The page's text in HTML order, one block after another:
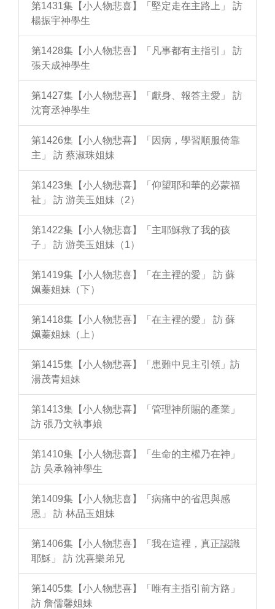
第1431集【小人物悲喜】「堅定走在主路上」 訪
楊振宇神學生
第1428集【小人物悲喜】「凡事都有主指引」 訪
張天成神學生
第1427集【小人物悲喜】「獻身、報答主愛」 訪
沈育丞神學生
第1426集【小人物悲喜】「因病，學習順服倚靠
主」 訪 蔡淑珠姐妹
第1423集【小人物悲喜】「仰望耶和華的必蒙福
祉」 訪 游美玉姐妹（2）
第1422集【小人物悲喜】「主耶穌救了我的孩
子」 訪 游美玉姐妹（1）
第1419集【小人物悲喜】「在主裡的愛」 訪 蘇
姵蓁姐妹（下）
第1418集【小人物悲喜】「在主裡的愛」 訪 蘇
姵蓁姐妹（上）
第1415集【小人物悲喜】「患難中見主引領」訪
湯茂青姐妹
第1413集【小人物悲喜】「管理神所賜的產業」
訪 張乃文執事娘
第1410集【小人物悲喜】「生命的主權乃在神」
訪 吳承翰神學生
第1409集【小人物悲喜】「病痛中的省思與感
恩」 訪 林品玉姐妹
第1406集【小人物悲喜】「我在這裡，真正認識
耶穌」 訪 沈喜樂弟兄
第1405集【小人物悲喜】「唯有主指引前方路」
訪 詹儒馨姐妹